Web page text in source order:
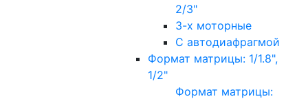
2/3"
3-х моторные
С автодиафрагмой
Формат матрицы: 1/1.8",
1/2"
Формат матрицы: